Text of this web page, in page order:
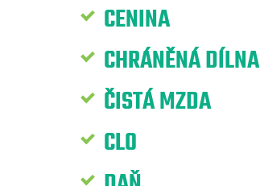
CENINA
CHRÁNĚNÁ DÍLNA
ČISTÁ MZDA
CLO